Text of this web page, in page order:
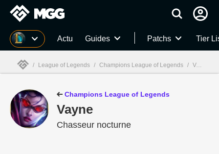
MGG Actu Guides Patchs Tier
MGG
/ League of Legends / Champions League of Legends / Vayne
Champions League of Legends
Vayne
Chasseur nocturne